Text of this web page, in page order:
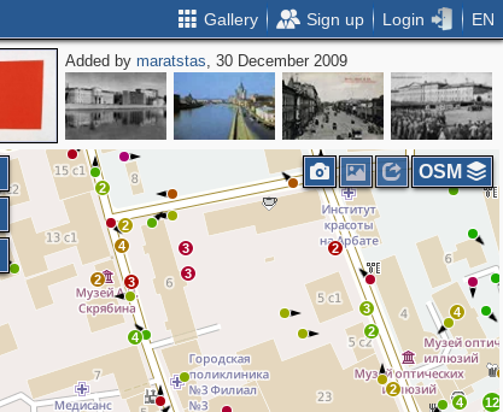
Gallery Sign up Login EN
Added bymaratstas, 30 December 2009
2
5
2
4
3
3
4
2
2
3
2
3
2
2
4
12
4
OSM